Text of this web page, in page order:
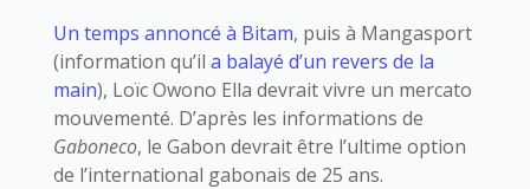
Un temps annoncé à Bitam, puis à Mangasport
(information qu’il a balayé d’un revers de la
main), Loïc Owono Ella devrait vivre un mercato
mouvementé. D’après les informations de
Gaboneco, le Gabon devrait être l’ultime option
de l’international gabonais de 25 ans.